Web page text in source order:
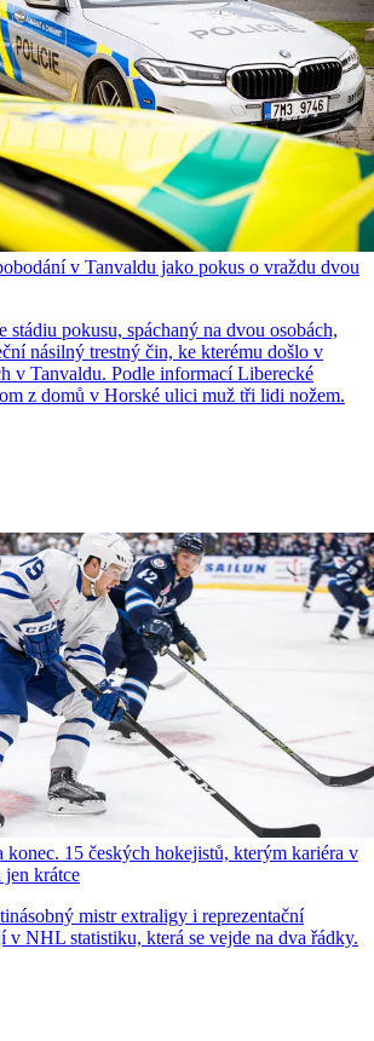
v Tanvaldu jako pokus o vraždu dvou
stádiu pokusu, spáchaný na dvou osobách,
násilný trestný čin, ke kterému došlo v
v Tanvaldu. Podle informací Liberecké
z domů v Horské ulici muž tři lidi nožem.
15 českých hokejistů, kterým kariéra v
jen krátce
mistr extraligy i reprezentační
v NHL statistiku, která se vejde na dva řádky.